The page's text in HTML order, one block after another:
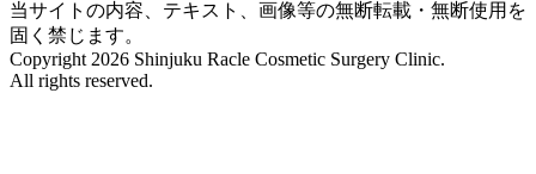
当サイトの内容、テキスト、画像等の無断転載・無断使用を
固く禁じます。
Copyright 2026 Shinjuku Racle Cosmetic Surgery Clinic.
All rights reserved.